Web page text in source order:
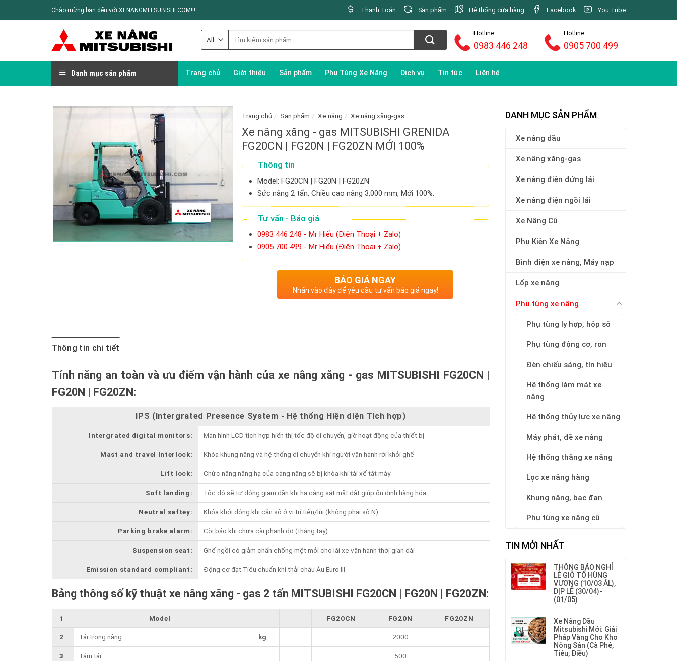
Chào mừng bạn đến với XENANGMITSUBISHI.COM!!! Thanh Toán Sản phẩm Hệ thống cửa hàng Facebook You Tube
Hotline
0983 446 248
Hotline
0905 700 499
Danh mục sản phẩm Trang chủ Giới thiệu Sản phẩm Phụ Tùng Xe Nâng Dịch vụ Tin tức Liên hệ
DANH MỤC SẢN PHẨM
Xe nâng dầu
Xe nâng xăng-gas
Xe nâng điện đứng lái
Xe nâng điện ngồi lái
Xe Nâng Cũ
Phụ Kiện Xe Nâng
Bình điện xe nâng, Máy nạp
Lốp xe nâng
Phụ tùng xe nâng
Phụ tùng ly hợp, hộp số
Phụ tùng động cơ, ron
Đèn chiếu sáng, tín hiệu
Hệ thống làm mát xe
nâng
Hệ thống thủy lực xe nâng
Máy phát, đề xe nâng
Hệ thống thắng xe nâng
Lọc xe nâng hàng
Khung nâng, bạc đạn
Phụ tùng xe nâng cũ
TIN MỚI NHẤT
THÔNG BÁO NGHỈ
LỄ GIỖ TỔ HÙNG
VƯƠNG (10/03 ÂL),
DỊP LỄ (30/04)-
(01/05)
Xe Nâng Dầu
Mitsubishi Mới: Giải
Pháp Vàng Cho Kho
Nông Sản (Cà Phê,
Tiêu, Điều)
Trang chủ / Sản phẩm / Xe nâng / Xe nâng xăng-gas
Xe nâng xăng - gas MITSUBISHI GRENIDA
FG20CN | FG20N | FG20ZN MỚI 100%
Thông tin
Model: FG20CN | FG20N | FG20ZN
Sức nâng 2 tấn, Chiều cao nâng 3,000 mm, Mới 100%.
Tư vấn - Báo giá
0983 446 248 - Mr Hiếu (Điện Thoại + Zalo)
0905 700 499 - Mr Hiếu (Điện Thoại + Zalo)
BÁO GIÁ NGAY
Nhấn vào đây để yêu cầu tư vấn báo giá ngay!
Thông tin chi tiết
Tính năng an toàn và ưu điểm vận hành của xe nâng xăng - gas MITSUBISHI FG20CN |
FG20N | FG20ZN:
IPS (Intergrated Presence System - Hệ thống Hiện diện Tích hợp)
Intergrated digital monitors: Màn hình LCD tích hợp hiển thị tốc độ di chuyển, giờ hoạt động của thiết bị
Mast and travel Interlock: Khóa khung nâng và hệ thống di chuyển khi người vận hành rời khỏi ghế
Lift lock: Chức nâng nâng hạ của càng nâng sẽ bị khóa khi tài xế tắt máy
Soft landing: Tốc độ sẽ tự động giảm dần khi hạ càng sát mặt đất giúp ổn định hàng hóa
Neutral saftey: Khóa khởi động khi cần số ở vị trí tiến/lùi (không phải số N)
Parking brake alarm: Còi báo khi chưa cài phanh đỗ (thắng tay)
Suspension seat: Ghế ngồi có giảm chấn chống mệt mỏi cho lái xe vận hành thời gian dài
Emission standard compliant: Động cơ đạt Tiêu chuẩn khi thải châu Âu Euro III
Bảng thông số kỹ thuật xe nâng xăng - gas 2 tấn MITSUBISHI FG20CN | FG20N | FG20ZN:
1 Model FG20CN FG20N FG20ZN
2 Tải trọng nâng kg 2000
3 Tâm tải 500